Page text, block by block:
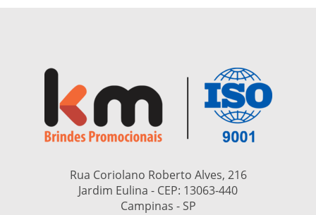
Rua Coriolano Roberto Alves, 216
Jardim Eulina - CEP: 13063-440
Campinas - SP